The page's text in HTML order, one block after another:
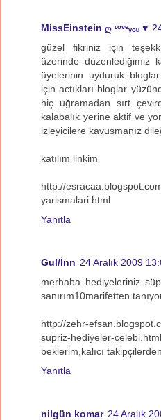
MissEinstein ღ ᶫᵒᵛᵉᵧₒᵤ ♥
güzel fikriniz için
üzerinde düzenlediğimiz
üyelerinin uyduruk
için actıkları bloglar
hiç uğramadan sırt
kalabalık yerine aktif ve
izleyicilere kavusmanız
katılım linkim
http://
yarismalari.html
Yanıtla
Gul/İnn 24 Aralık 2009
merhaba hediyeleriniz
sanırım10marifetten
http://zehr-
supriz-hediyeler-
beklerim,kalıcı
Yanıtla
nilgün komar 24 Aralık